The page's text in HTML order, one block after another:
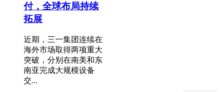
付，全球布局持续
拓展
近期，三一集团连续在
海外市场取得两项重大
突破，分别在南美和东
南亚完成大规模设备
交...